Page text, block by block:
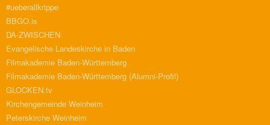
#ueberallkrippe
BBGO.is
DA-ZWISCHEN
Evangelische Landeskirche in Baden
Filmakademie Baden-Württemberg
Filmakademie Baden-Württemberg (Alumni-Profil)
GLOCKEN.tv
Kirchengemeinde Weinheim
Peterskirche Weinheim